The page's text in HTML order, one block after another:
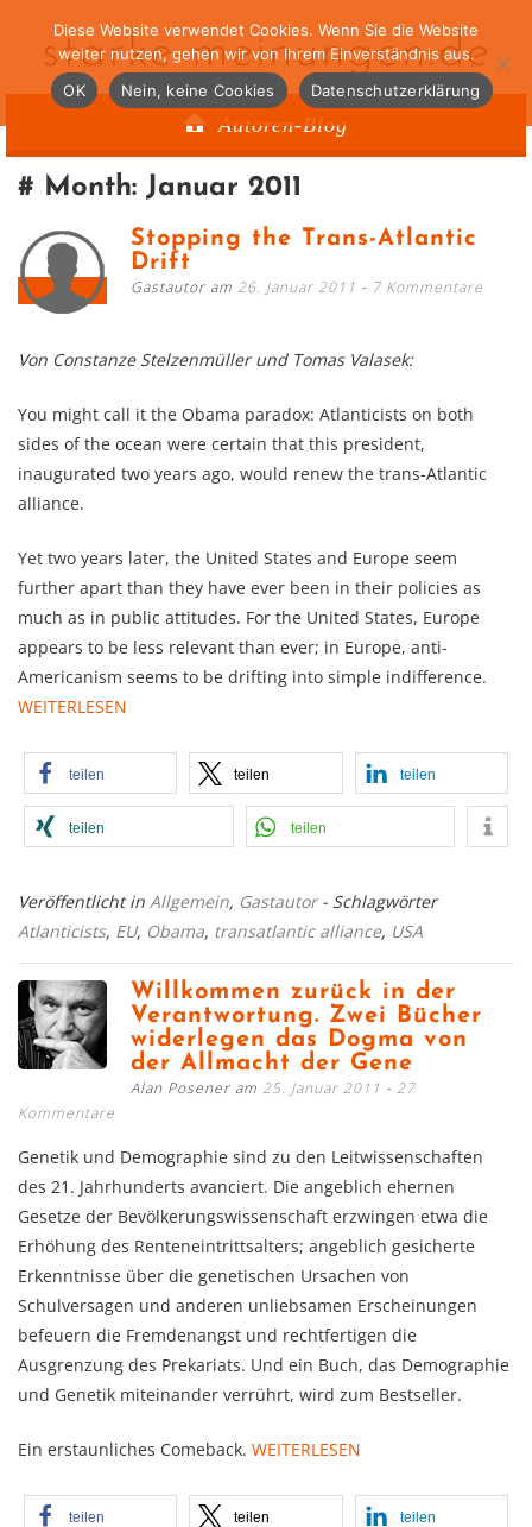
starke-meinungen.de
Autoren-Blog
Month: Januar 2011
Stopping the Trans-Atlantic
Drift
Gastautor am 26. Januar 2011 7 Kommentare
Von Constanze Stelzenmüller und Tomas Valasek:
You might call it the Obama paradox: Atlanticists on both
sides of the ocean were certain that this president,
inaugurated two years ago, would renew the trans-Atlantic
alliance.
Yet two years later, the United States and Europe seem
further apart than they have ever been in their policies as
much as in public attitudes. For the United States, Europe
appears to be less relevant than ever; in Europe, anti-
Americanism seems to be drifting into simple indifference.
WEITERLESEN
teilen teilen teilen
teilen teilen
Veröffentlicht in Allgemein, Gastautor - Schlagwörter
Atlanticists, EU, Obama, transatlantic alliance, USA
Willkommen zurück in der
Verantwortung. Zwei Bücher
widerlegen das Dogma von
der Allmacht der Gene
Alan Posener am 25. Januar 2011
27
Kommentare
Genetik und Demographie sind zu den Leitwissenschaften
des 21. Jahrhunderts avanciert. Die angeblich ehernen
Gesetze der Bevölkerungswissenschaft erzwingen etwa die
Erhöhung des Renteneintrittsalters; angeblich gesicherte
Erkenntnisse über die genetischen Ursachen von
Schulversagen und anderen unliebsamen Erscheinungen
befeuern die Fremdenangst und rechtfertigen die
Ausgrenzung des Prekariats. Und ein Buch, das Demographie
und Genetik miteinander verrührt, wird zum Bestseller.
Ein erstaunliches Comeback. WEITERLESEN
teilen teilen teilen
Diese Website verwendet Cookies. Wenn Sie die Website
weiter nutzen, gehen wir von Ihrem Einverständnis aus.
OK
Nein, keine Cookies Datenschutzerklärung